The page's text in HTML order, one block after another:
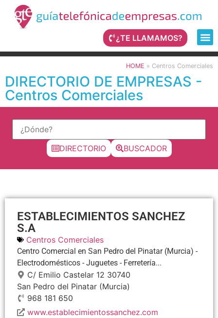
¿TE LLAMAMOS?
HOME » Centros Comerciales
DIRECTORIO DE EMPRESAS -
Centros Comerciales
DIRECTORIO BUSCADOR
ESTABLECIMIENTOS SANCHEZ
S.A
Centros Comerciales
Centro Comercial en San Pedro del Pinatar (Murcia) -
Electrodomésticos - Juguetes - Ferretería...
C/ Emilio Castelar 12 30740
San Pedro del Pinatar (Murcia)
968 181 650
www.establecimientossanchez.com